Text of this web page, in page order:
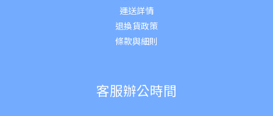
運送詳情
退換貨政策
條款與細則
客服辦公時間